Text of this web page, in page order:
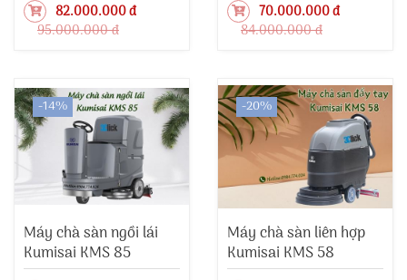
82.000.000 đ
95.000.000 đ
70.000.000 đ
84.000.000 đ
-14%
Máy chà sàn ngồi lái
Kumisai KMS 85
-20%
Máy chà sàn liên hợp
Kumisai KMS 58